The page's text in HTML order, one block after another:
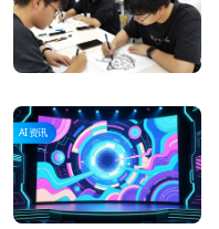
AI资讯